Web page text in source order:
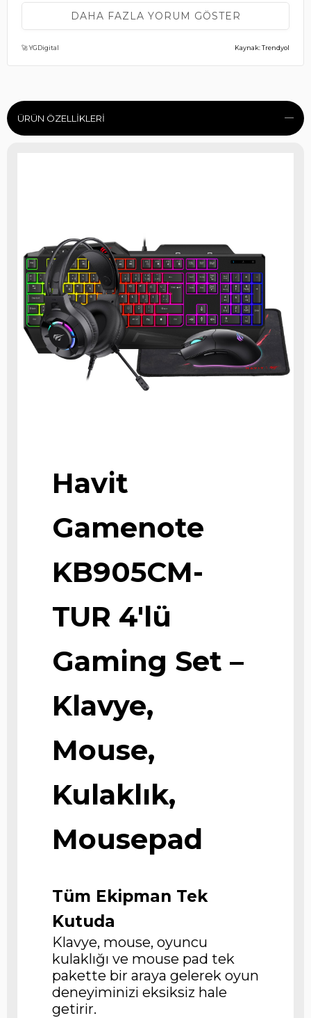
(0)
A** T**
11 Aralık 2025
DAHA FAZLA YORUM GÖSTER
🚀 YGDigital Kaynak: Trendyol
ÜRÜN ÖZELLIKLERI
Havit
Gamenote
KB905CM-
TUR 4'lü
Gaming Set –
Klavye,
Mouse,
Kulaklık,
Mousepad
Tüm Ekipman Tek
Kutuda
Klavye, mouse, oyuncu
kulaklığı ve mouse pad tek
pakette bir araya gelerek oyun
deneyiminizi eksiksiz hale
getirir.